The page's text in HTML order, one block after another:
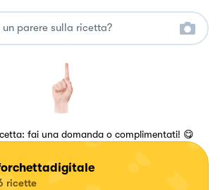
fai una domanda o complimentati! 😋
ricette